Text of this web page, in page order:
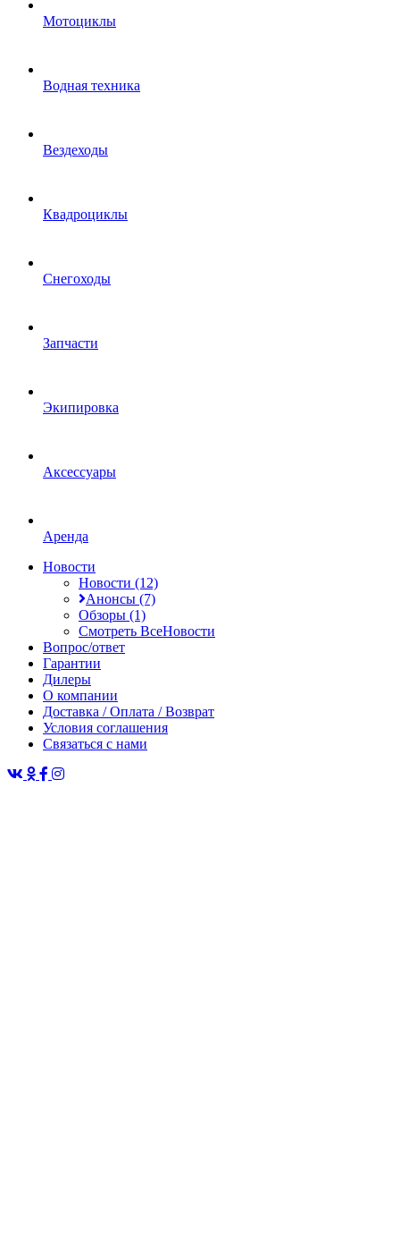
Мотоциклы
Водная техника
Вездеходы
Квадроциклы
Снегоходы
Запчасти
Экипировка
Аксессуары
Аренда
Новости
Новости (12)
Анонсы (7)
Обзоры (1)
Смотреть ВсеНовости
Вопрос/ответ
Гарантии
Дилеры
О компании
Доставка / Оплата / Возврат
Условия соглашения
Связаться с нами